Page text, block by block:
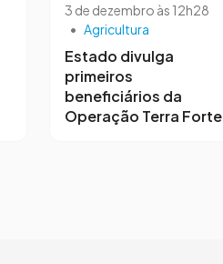
3 de dezembro às 12h28
• Agricultura
Estado divulga
primeiros
beneficiários da
Operação Terra Forte